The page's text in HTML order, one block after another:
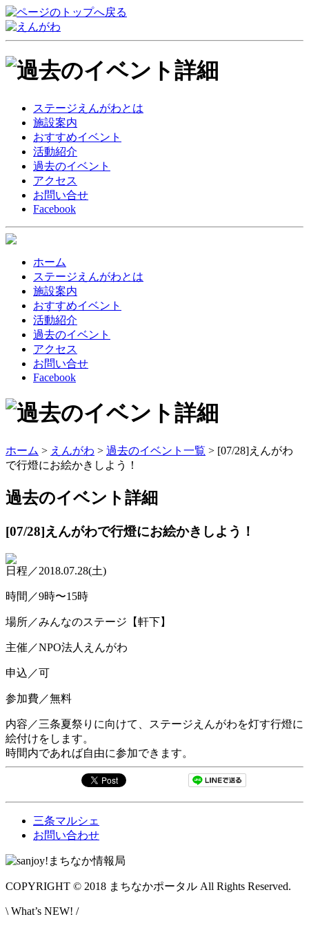
ステージえんがわとは
施設案内
おすすめイベント
活動紹介
過去のイベント
アクセス
お問い合せ
Facebook
ホーム
ステージえんがわとは
施設案内
おすすめイベント
活動紹介
過去のイベント
アクセス
お問い合せ
Facebook
ホーム > えんがわ > 過去のイベント一覧 > [07/28]えんがわ
で行燈にお絵かきしよう！
過去のイベント詳細
[07/28]えんがわで行燈にお絵かきしよう！
日程／2018.07.28(土)
時間／9時〜15時
場所／みんなのステージ【軒下】
主催／NPO法人えんがわ
申込／可
参加費／無料
内容／三条夏祭りに向けて、ステージえんがわを灯す行燈に
絵付けをします。
時間内であれば自由に参加できます。
三条マルシェ
お問い合わせ
COPYRIGHT © 2018 まちなかポータル All Rights Reserved.
\ What’s NEW! /